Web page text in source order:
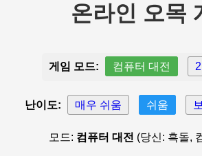
온라인 오목
게임 모드: 컴퓨터 대전
난이도: 매우 쉬움 쉬움
모드: 컴퓨터 대전 (당신: 흑돌,